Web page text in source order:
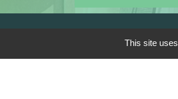
Contacts
This site